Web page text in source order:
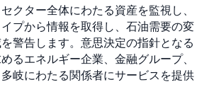
クター全体にわたる資産を監視し、
プから情報を取得し、石油需要の変
警告します。意思決定の指針となる
るエネルギー企業、金融グループ、
岐にわたる関係者にサービスを提供